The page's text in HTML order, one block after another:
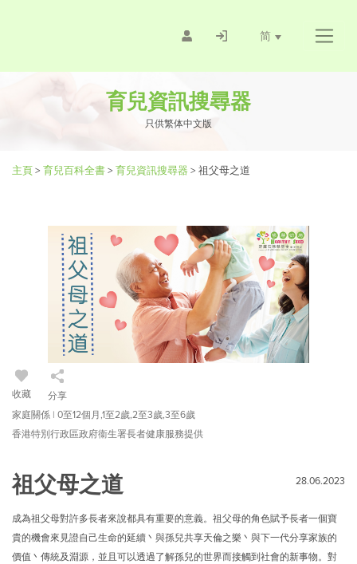
简
育兒資訊搜尋器
只供繁体中文版
主頁> 育兒百科全書> 育兒資訊搜尋器 > 祖父母之道
收藏
分享
家庭關係 | 0至12個月,1至2歲,2至3歲,3至6歲
香港特別行政區政府衞生署長者健康服務提供
祖父母之道 28.06.2023
成為祖父母對許多長者來說都具有重要的意義。祖父母的角色賦予長者一個寶
貴的機會來見證自己生命的延續丶與孫兒共享天倫之樂丶與下一代分享家族的
價值丶傳統及淵源，並且可以透過了解孫兒的世界而接觸到社會的新事物。對